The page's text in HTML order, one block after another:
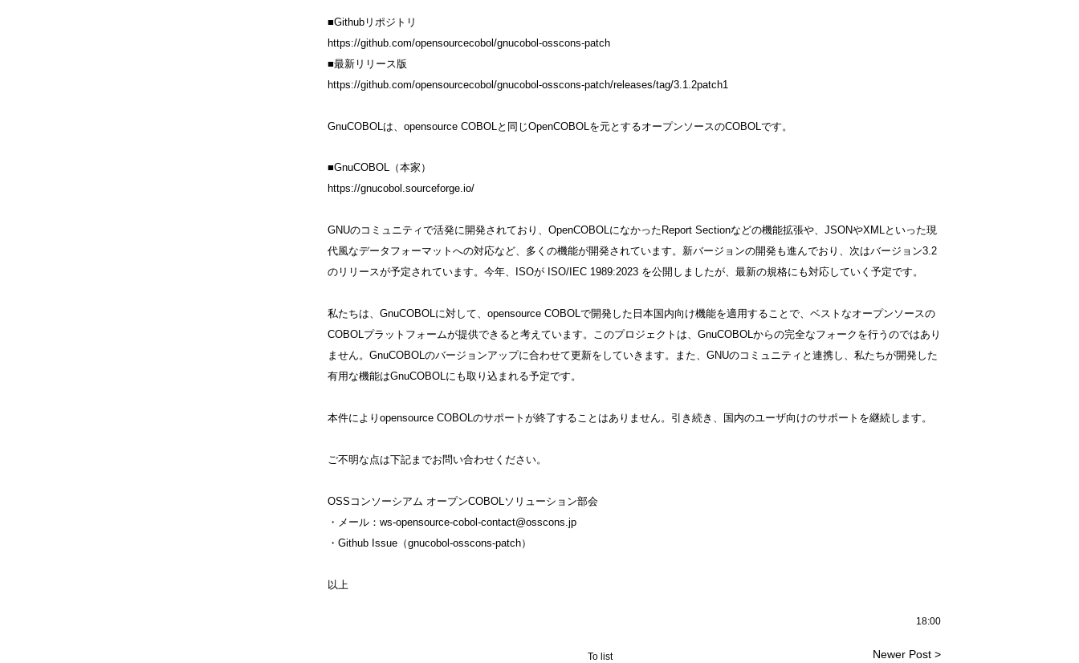
■Githubリポジトリ
https://github.com/opensourcecobol/gnucobol-osscons-patch
■最新リリース版
https://github.com/opensourcecobol/gnucobol-osscons-patch/releases/tag/3.1.2patch1
GnuCOBOLは、opensource COBOLと同じOpenCOBOLを元とするオープンソースのCOBOLです。
■GnuCOBOL（本家）
https://gnucobol.sourceforge.io/
GNUのコミュニティで活発に開発されており、OpenCOBOLになかったReport Sectionなどの機能拡張や、JSONやXMLといった現
代風なデータフォーマットへの対応など、多くの機能が開発されています。新バージョンの開発も進んでおり、次はバージョン3.2
のリリースが予定されています。今年、ISOが ISO/IEC 1989:2023 を公開しましたが、最新の規格にも対応していく予定です。
私たちは、GnuCOBOLに対して、opensource COBOLで開発した日本国内向け機能を適用することで、ベストなオープンソースの
COBOLプラットフォームが提供できると考えています。このプロジェクトは、GnuCOBOLからの完全なフォークを行うのではあり
ません。GnuCOBOLのバージョンアップに合わせて更新をしていきます。また、GNUのコミュニティと連携し、私たちが開発した
有用な機能はGnuCOBOLにも取り込まれる予定です。
本件によりopensource COBOLのサポートが終了することはありません。引き続き、国内のユーザ向けのサポートを継続します。
ご不明な点は下記までお問い合わせください。
OSSコンソーシアム オープンCOBOLソリューション部会
・メール： ws-opensource-cobol-contact@osscons.jp
・ Github Issue（gnucobol-osscons-patch）
以上
18:00
Newer Post >
To list